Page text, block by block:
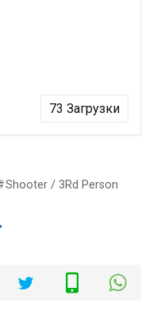
73 Загрузки
Shooter / 3Rd Person